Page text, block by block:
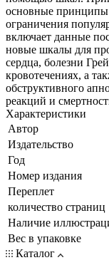
основные принципы
ограничения
включает данные
новые шкалы для
сердца, болезни
кровотечениях, а
обструктивного
реакций и
Характеристики
Автор
Издательство
Год
Номер издания
Переплет
количество страниц
Наличие
Вес в упаковке
Каталог